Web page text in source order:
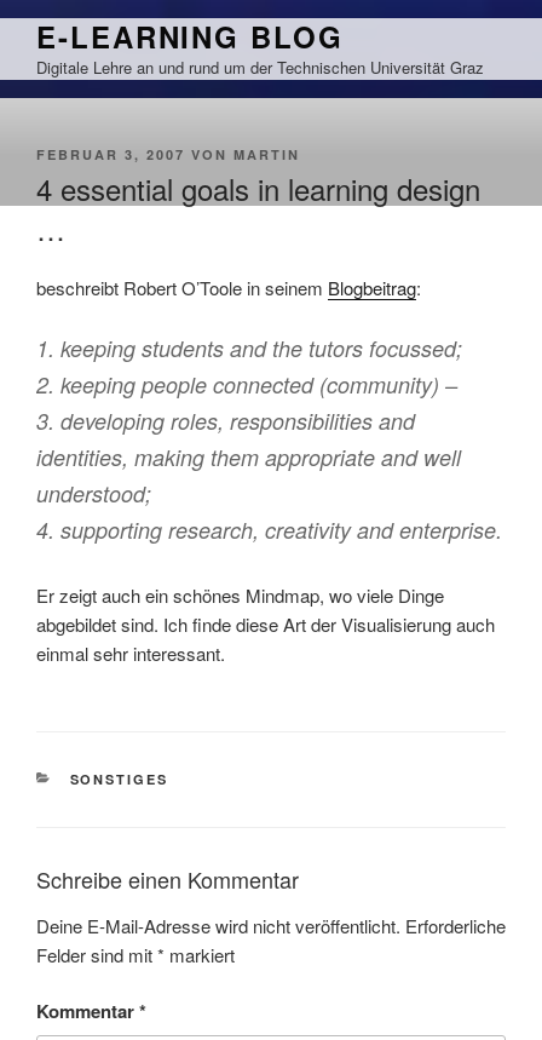
Zum
springen
E-LEARNING BLOG
Digitale Lehre an und rund um der Technischen Universität Graz
VERÖFFENTLICHT
FEBRUAR 3, 2007 VON MARTIN
4 essential goals in learning design
…
beschreibt Robert O’Toole in seinem Blogbeitrag:
1. keeping students and the tutors focussed;
2. keeping people connected (community) –
3. developing roles, responsibilities and
identities, making them appropriate and well
understood;
4. supporting research, creativity and enterprise.
Er zeigt auch ein schönes Mindmap, wo viele Dinge
abgebildet sind. Ich finde diese Art der Visualisierung auch
einmal sehr interessant.
KATEGORIEN
SONSTIGES
Schreibe einen Kommentar
Deine E-Mail-Adresse wird nicht veröffentlicht. Erforderliche
Felder sind mit* markiert
Kommentar*